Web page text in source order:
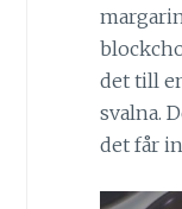
det till
svalna.
det får